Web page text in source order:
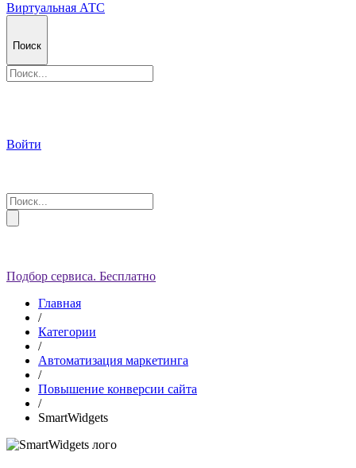
Виртуальная АТС
Поиск
Войти
Подбор сервиса. Бесплатно
Главная
/
Категории
/
Автоматизация маркетинга
/
Повышение конверсии сайта
/
SmartWidgets